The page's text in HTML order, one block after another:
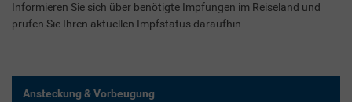
Informieren Sie sich über benötigte Impfungen im Reiseland und
prüfen Sie Ihren aktuellen Impfstatus daraufhin.
Ansteckung & Vorbeugung